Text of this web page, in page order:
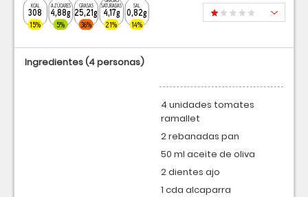
KCAL
308
15%
AZÚCARES
4,88g
5%
GRASAS
25,21g
36%
SATURADAS
4,17g
21%
SAL
0,82g
14%
Ingredientes(4 personas)
4 unidades tomates
ramallet
2 rebanadas pan
50 ml aceite de oliva
2 dientes ajo
1 cda alcaparra